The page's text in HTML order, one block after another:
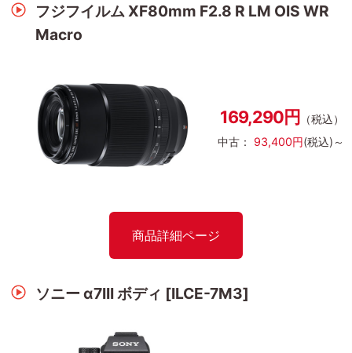
フジフイルム XF80mm F2.8 R LM OIS WR
Macro
169,290円 （税込）
中古： 93,400円(税込)～
商品詳細ページ
ソニー α7III ボディ [ILCE-7M3]